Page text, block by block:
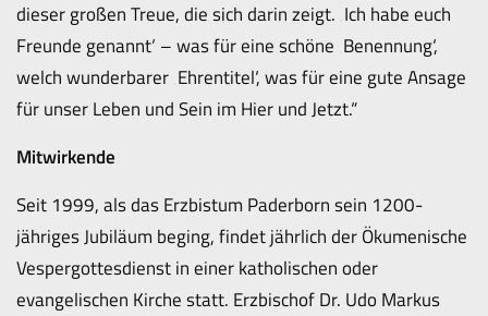
dieser großen Treue, die sich darin zeigt. ‚Ich habe euch
Freunde genannt‘ – was für eine schöne ‚Benennung‘,
welch wunderbarer ‚Ehrentitel‘, was für eine gute Ansage
für unser Leben und Sein im Hier und Jetzt.“
Mitwirkende
Seit 1999, als das Erzbistum Paderborn sein 1200-
jähriges Jubiläum beging, findet jährlich der Ökumenische
Vespergottesdienst in einer katholischen oder
evangelischen Kirche statt. Erzbischof Dr. Udo Markus